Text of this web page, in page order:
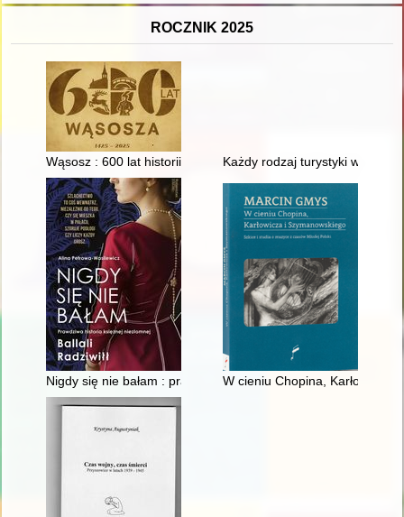
ROCZNIK 2025
Wąsosz : 600 lat historii Każdy rodzaj turystyki
Nigdy się nie bałam : prawdziwa historia księżnej niezłomnej
W cieniu Chopina, Karłowicza